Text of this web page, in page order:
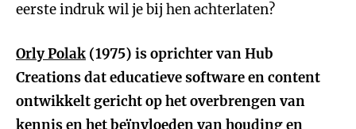
eerste indruk wil je bij hen achterlaten?
Orly Polak (1975) is oprichter van Hub
Creations dat educatieve software en content
ontwikkelt gericht op het overbrengen van
kennis en het beïnvloeden van houding en